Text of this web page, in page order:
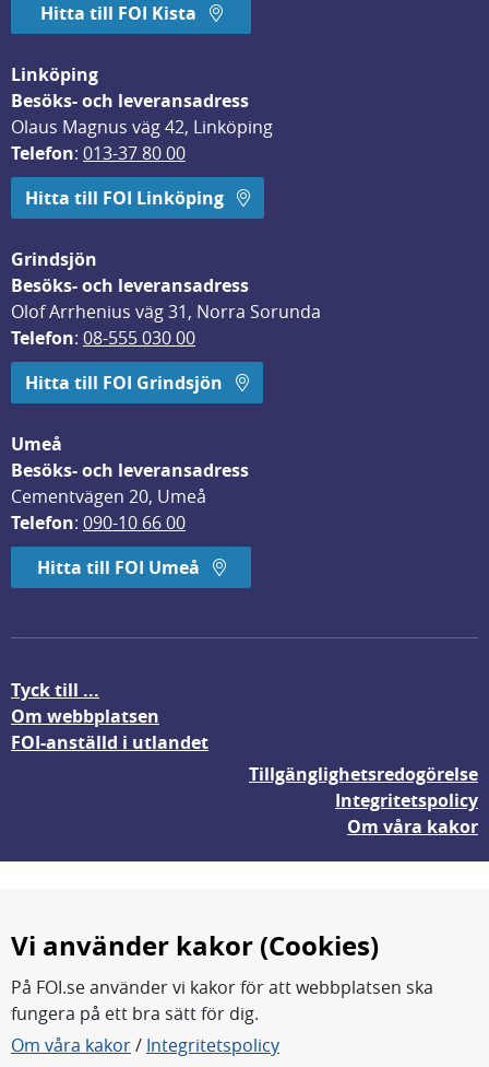
Hitta till FOI Kista
Linköping
Besöks- och leveransadress
Olaus Magnus väg 42, Linköping
Telefon: 013-37 80 00
Hitta till FOI Linköping
Grindsjön
Besöks- och leveransadress
Olof Arrhenius väg 31, Norra Sorunda
Telefon: 08-555 030 00
Hitta till FOI Grindsjön
Umeå
Besöks- och leveransadress
Cementvägen 20, Umeå
Telefon: 090-10 66 00
Hitta till FOI Umeå
Tyck till ...
Om webbplatsen
FOI-anställd i utlandet
Tillgänglighetsredogörelse
Integritetspolicy
Om våra kakor
FOI forskar för en säkrare värld.
FOI:s kärnverksamhet är forskning, metod- och
Vi använder kakor (Cookies)
På FOI.se använder vi kakor för att webbplatsen ska
fungera på ett bra sätt för dig.
Om våra kakor/ Integritetspolicy